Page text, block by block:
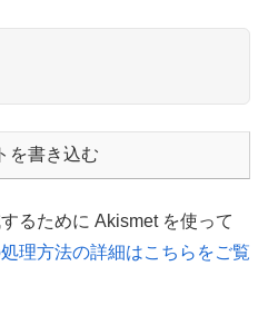
を書き込む
るために Akismet を使って
理方法の詳細はこちらをご覧